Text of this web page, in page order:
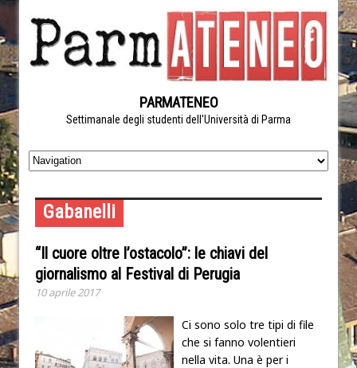
PARMATENEO
Settimanale degli studenti dell'Università di Parma
Gabanelli
“Il cuore oltre l’ostacolo”: le chiavi del
giornalismo al Festival di Perugia
10 aprile 2017
Ci sono solo tre tipi di file
che si fanno volentieri
nella vita. Una è per i